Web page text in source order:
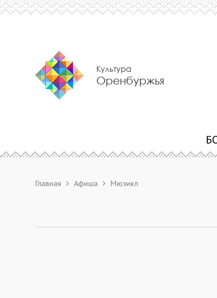
Культура
Оренбуржья
Главная Афиша Мюзикл